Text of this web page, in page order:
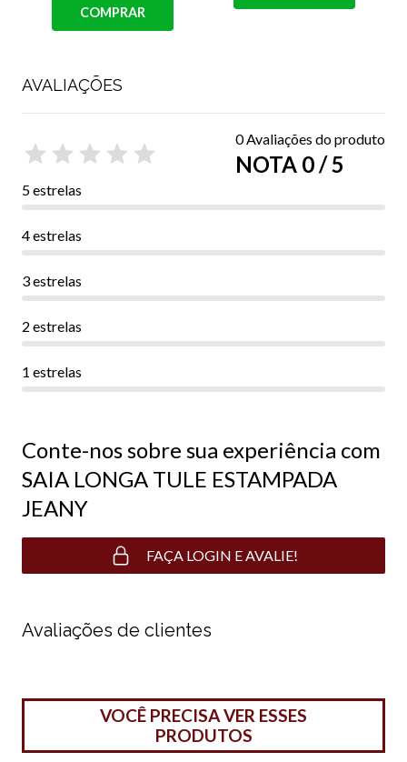
AVALIAÇÕES
0 Avaliações do produto
NOTA 0 / 5
5 estrelas
4 estrelas
3 estrelas
2 estrelas
1 estrelas
Conte-nos sobre sua experiência com
SAIA LONGA TULE ESTAMPADA
JEANY
FAÇA LOGIN E AVALIE!
Avaliações de clientes
VOCÊ PRECISA VER ESSES
PRODUTOS